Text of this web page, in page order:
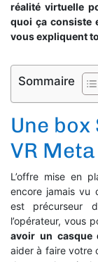
réalité virtuelle
quoi ça consiste
vous expliquent
Sommaire
Une box
VR
L’offre mise en
encore jamais vu
est précurseur
l’opérateur, vous
avoir un casque
aider à faire votre